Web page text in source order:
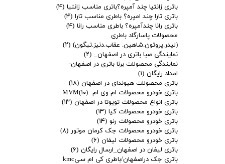
باتری زانتیا چند آمپره؟باتری مناسب زانتیا (۴)
باتری تارا چند امپره؟ باطری مناسب تارا (۴)
باتری رانا چندآمپره؟ باطری مناسب رانا (۴)
محصولات پاسارگاد باطری
(لیدر.پروتون.شاهین. عقاب.دنیز.تیگون) (۲)
نمایندگی صبا باتری در اصفهان_ (۲)
نمایندگی محصولات برنا باتری در اصفهان-
امداد رایگان (۱)
باتری محصولات هیوندای در اصفهان (۱۸)
باتری خودرو محصولات ام وی ام MVM (۱۰)
باتری انواع محصولات تویوتا در اصفهان (۱۳)
باتری خودرو محصولات کیا (۱۳)
باتری خودرو محصولات رنو (۱۴)
باتری خودرو محصولات جک کرمان موتور (۸)
باتری خودرو محصولات لیفان (۶)
باتری لیفان در اصفهان_ارسال رایگان (۶)
باتری جک دراصفهان/باطری کی ام سیkmc